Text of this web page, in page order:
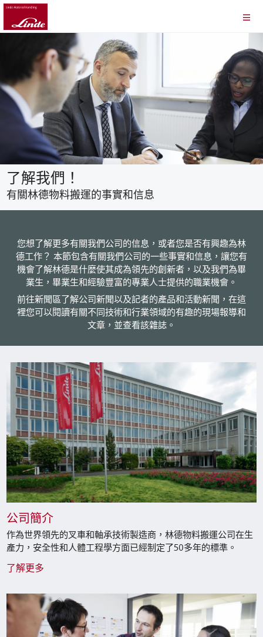
了解我們！
有關林德物料搬運的事實和信息
您想了解更多有關我們公司的信息，或者您是否有興趣為林
德工作？ 本節包含有關我們公司的一些事實和信息，讓您有
機會了解林德是什麼使其成為領先的創新者，以及我們為畢
業生，畢業生和經驗豐富的專業人士提供的職業機會。
前往新聞區了解公司新聞以及記者的產品和活動新聞，在這
裡您可以閱讀有關不同技術和行業領域的有趣的現場報導和
文章，並查看該雜誌。
公司簡介
作為世界領先的叉車和軸承技術製造商，林德物料搬運公司在生
產力，安全性和人體工程學方面已經制定了50多年的標準。
了解更多